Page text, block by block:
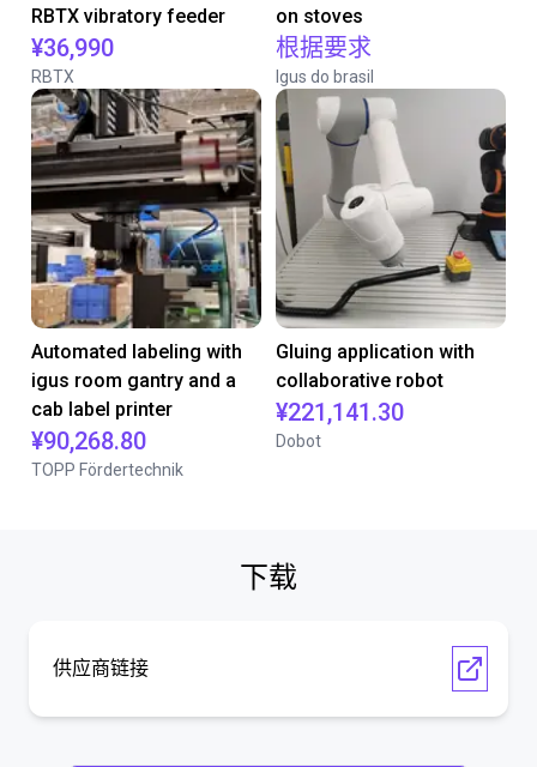
RBTX vibratory feeder
¥36,990
RBTX
on stoves
根据要求
Igus do brasil
Automated labeling with
igus room gantry and a
cab label printer
¥90,268.80
TOPP Fördertechnik
Gluing application with
collaborative robot
¥221,141.30
Dobot
下载
供应商链接